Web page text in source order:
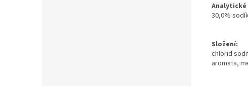
30,0%
Složení:
chlorid
aromata,